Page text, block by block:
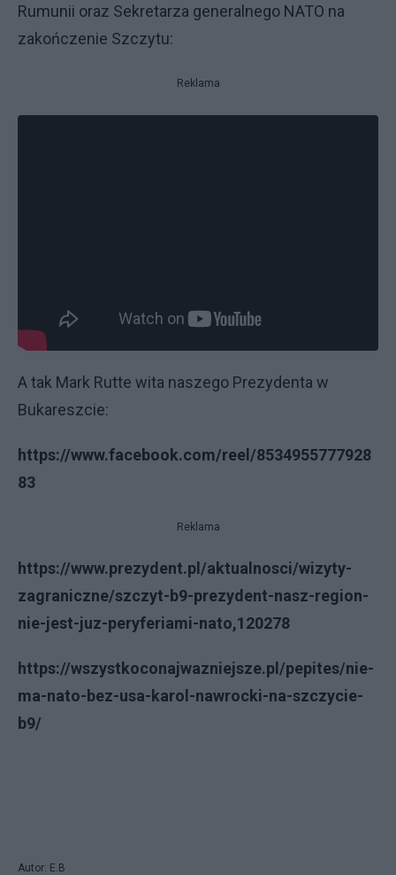
Rumunii oraz Sekretarza generalnego NATO na
zakończenie Szczytu:
Reklama
A tak Mark Rutte wita naszego Prezydenta w
Bukareszcie:
https://www.facebook.com/reel/8534955777928
83
Reklama
https://www.prezydent.pl/aktualnosci/wizyty-
zagraniczne/szczyt-b9-prezydent-nasz-region-
nie-jest-juz-peryferiami-nato,120278
https://wszystkoconajwazniejsze.pl/pepites/nie-
ma-nato-bez-usa-karol-nawrocki-na-szczycie-
b9/
Autor: E.B